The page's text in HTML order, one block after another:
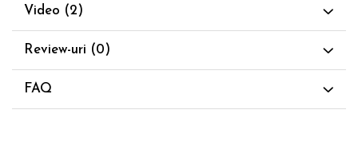
Video (2)
Review-uri (0)
FAQ